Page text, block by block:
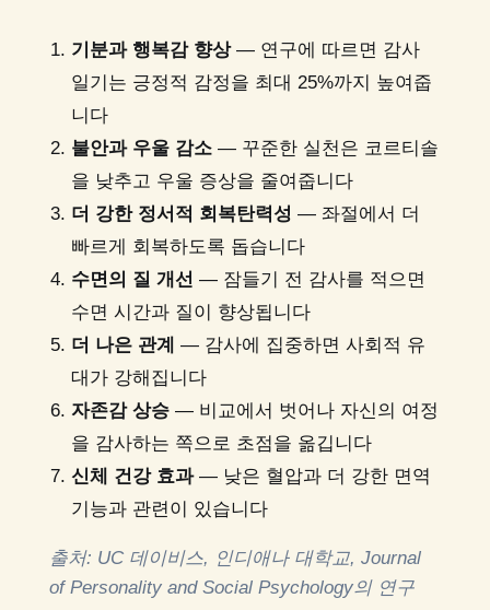
기분과 행복감 향상— 연구에 따르면 감사
일기는 긍정적 감정을 최대 25%까지 높여줍
니다
불안과 우울 감소— 꾸준한 실천은 코르티솔
을 낮추고 우울 증상을 줄여줍니다
더 강한 정서적 회복탄력성 — 좌절에서 더
빠르게 회복하도록 돕습니다
수면의 질 개선 — 잠들기 전 감사를 적으면
수면 시간과 질이 향상됩니다
더 나은 관계 — 감사에 집중하면 사회적 유
대가 강해집니다
자존감 상승— 비교에서 벗어나 자신의 여정
을 감사하는 쪽으로 초점을 옮깁니다
신체 건강 효과— 낮은 혈압과 더 강한 면역
기능과 관련이 있습니다
출처: UC 데이비스, 인디애나 대학교, Journal
of Personality and Social Psychology의 연구